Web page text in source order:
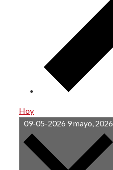
Hoy
09-05-2026 9 mayo, 2026